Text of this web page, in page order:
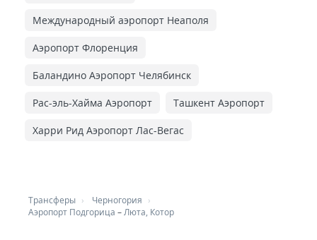
Международный аэропорт Неаполя
Аэропорт Флоренция
Баландино Аэропорт Челябинск
Рас-эль-Хайма Аэропорт Ташкент Аэропорт
Харри Рид Аэропорт Лас-Вегас
Трансферы
Черногория
Аэропорт Подгорица –Люта, Котор